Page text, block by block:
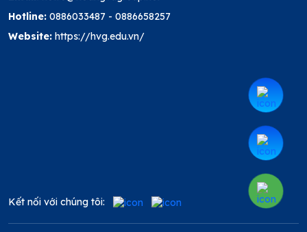
Hotline: 0886033487 - 0886658257
Website: https://hvg.edu.vn/
Kết nối với chúng tôi: